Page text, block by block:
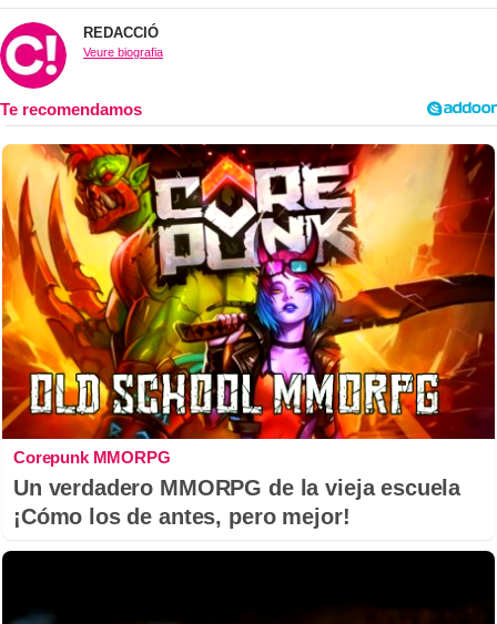
REDACCIÓ
Veure biografia
Corepunk MMORPG
Un verdadero MMORPG de la vieja escuela
¡Cómo los de antes, pero mejor!